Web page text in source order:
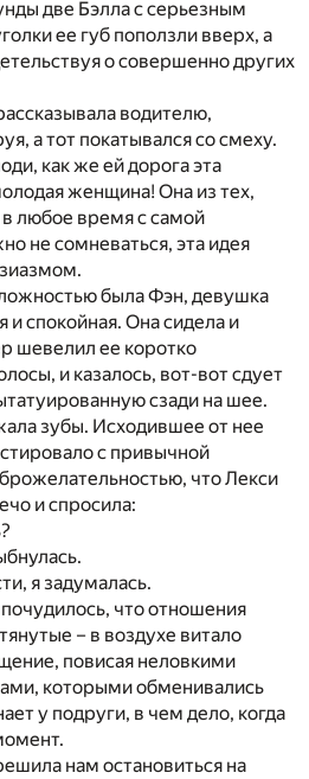
две Бэлла с серьезным
ее губ поползли вверх, а
о совершенно других
водителю,
а тот покатывался со смеху.
как же ей дорога эта
женщина! Она из тех,
любое время с самой
не сомневаться, эта идея
была Фэн, девушка
спокойная. Она сидела и
шевелил ее коротко
и казалось, вот-вот сдует
сзади на шее.
зубы. Исходившее от нее
с привычной
что Лекси
и спросила:
я задумалась.
что отношения
– в воздухе витало
повисая неловкими
которыми обменивались
у подруги, в чем дело, когда
нам остановиться на